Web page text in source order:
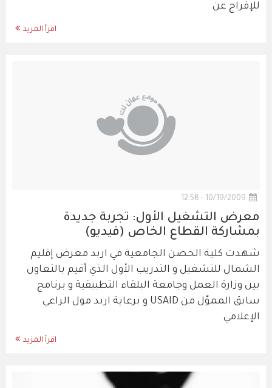
للإفراج عن
اقرأ المزيد
10/19/2009 - 12:58
معرض التشغيل الأول: تجربة جديدة
بمشاركة القطاع الخاص (فيديو)
شهدت كلية الحصن الجامعية في اربد معرض إقليم
الشمال للتشغيل و التدريب الأول الذي أقيم بالتعاون
بين وزارة العمل وجامعة البلقاء التطبيقية و برنامج
سابق المموّل من USAID و برعاية اربد مول الراعي
الإعلامي
اقرأ المزيد